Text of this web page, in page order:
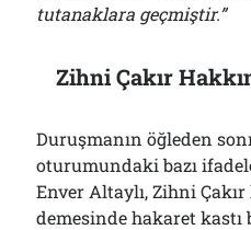
tutanaklara geçmiştir.”
Zihni Çakır
Duruşmanın öğleden
oturumundaki bazı
Enver Altaylı, Zihni
demesinde hakaret kastı